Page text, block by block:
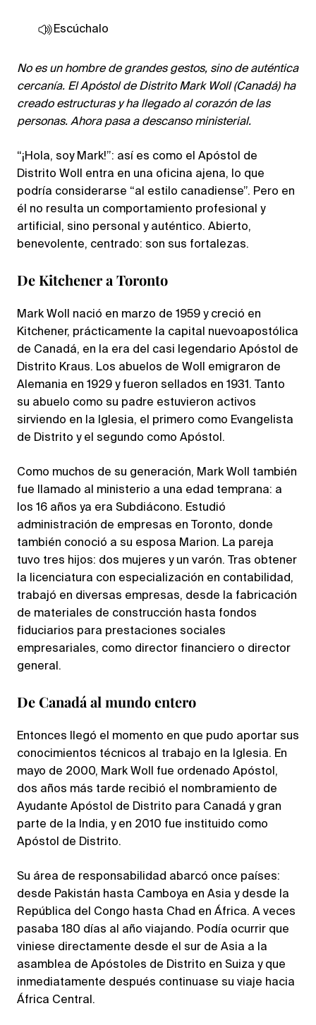
Escúchalo
No es un hombre de grandes gestos, sino de auténtica
cercanía. El Apóstol de Distrito Mark Woll (Canadá) ha
creado estructuras y ha llegado al corazón de las
personas. Ahora pasa a descanso ministerial.
“¡Hola, soy Mark!”: así es como el Apóstol de
Distrito Woll entra en una oficina ajena, lo que
podría considerarse “al estilo canadiense”. Pero en
él no resulta un comportamiento profesional y
artificial, sino personal y auténtico. Abierto,
benevolente, centrado: son sus fortalezas.
De Kitchener a Toronto
Mark Woll nació en marzo de 1959 y creció en
Kitchener, prácticamente la capital nuevoapostólica
de Canadá, en la era del casi legendario Apóstol de
Distrito Kraus. Los abuelos de Woll emigraron de
Alemania en 1929 y fueron sellados en 1931. Tanto
su abuelo como su padre estuvieron activos
sirviendo en la Iglesia, el primero como Evangelista
de Distrito y el segundo como Apóstol.
Como muchos de su generación, Mark Woll también
fue llamado al ministerio a una edad temprana: a
los 16 años ya era Subdiácono. Estudió
administración de empresas en Toronto, donde
también conoció a su esposa Marion. La pareja
tuvo tres hijos: dos mujeres y un varón. Tras obtener
la licenciatura con especialización en contabilidad,
trabajó en diversas empresas, desde la fabricación
de materiales de construcción hasta fondos
fiduciarios para prestaciones sociales
empresariales, como director financiero o director
general.
De Canadá al mundo entero
Entonces llegó el momento en que pudo aportar sus
conocimientos técnicos al trabajo en la Iglesia. En
mayo de 2000, Mark Woll fue ordenado Apóstol,
dos años más tarde recibió el nombramiento de
Ayudante Apóstol de Distrito para Canadá y gran
parte de la India, y en 2010 fue instituido como
Apóstol de Distrito.
Su área de responsabilidad abarcó once países:
desde Pakistán hasta Camboya en Asia y desde la
República del Congo hasta Chad en África. A veces
pasaba 180 días al año viajando. Podía ocurrir que
viniese directamente desde el sur de Asia a la
asamblea de Apóstoles de Distrito en Suiza y que
inmediatamente después continuase su viaje hacia
África Central.